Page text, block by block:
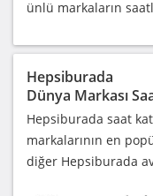
ünlü markaların
Hepsiburada
Dünya Markası
Hepsiburada saat
markalarının en
diğer Hepsiburada